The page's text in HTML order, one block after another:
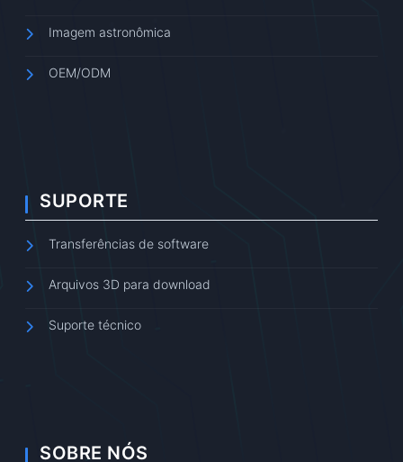
Imagem astronômica
OEM/ODM
SUPORTE
Transferências de software
Arquivos 3D para download
Suporte técnico
SOBRE NÓS